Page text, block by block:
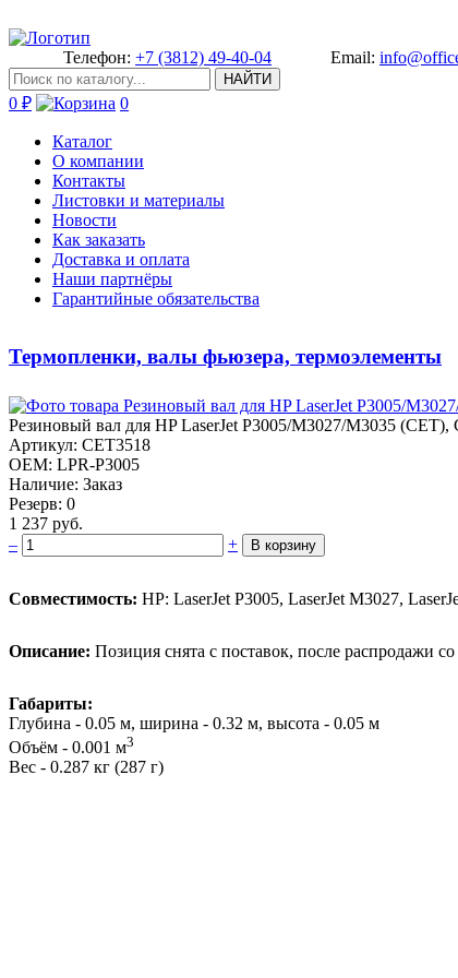
Телефон: +7 (3812) 49-40-04 Email:
НАЙТИ
0 ₽ 0
Каталог
О компании
Контакты
Листовки и материалы
Новости
Как заказать
Доставка и оплата
Наши партнёры
Гарантийные обязательства
Термопленки, валы фьюзера, термоэлементы
Ре­зиновый вал для HP LaserJet P3­005/M3027/M3035 (CET),
Артикул: CET3518
OEM: LPR-P3005
Наличие: Заказ
Резерв: 0
1 237 руб.
–
+ В корзину
Совместимость: HP: LaserJet P3005, LaserJet M3027,
Описание: Позиция снята с поставок, после распродажи
Габариты:
Глубина - 0.05 м, ширина - 0.32 м, высота - 0.05 м
Объём - 0.001 м3
Вес - 0.287 кг (287 г)